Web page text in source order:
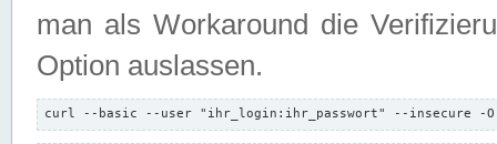
man als Workaround die
Option auslassen.
curl --basic --user "ihr_login:ihr_passwort" --insecure -